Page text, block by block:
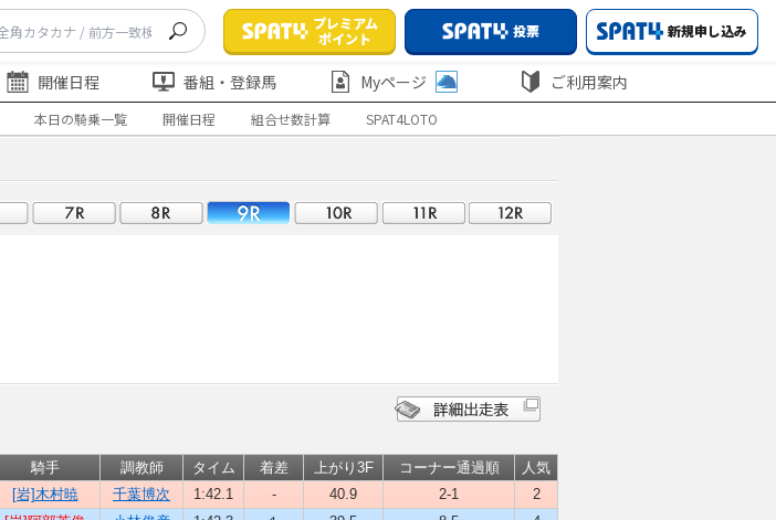
プレミアム
ポイント
投票 新規申し込み
開催日程 番組・登録馬 Myページ ご利用案内
本日の騎乗一覧 開催日程 組合せ数計算 SPAT4LOTO
騎手 調教師 タイム 着差 上がり3F コーナー通過順
人気
[岩]木村暁 千葉博次 1:42.1 - 40.9 2-1
2